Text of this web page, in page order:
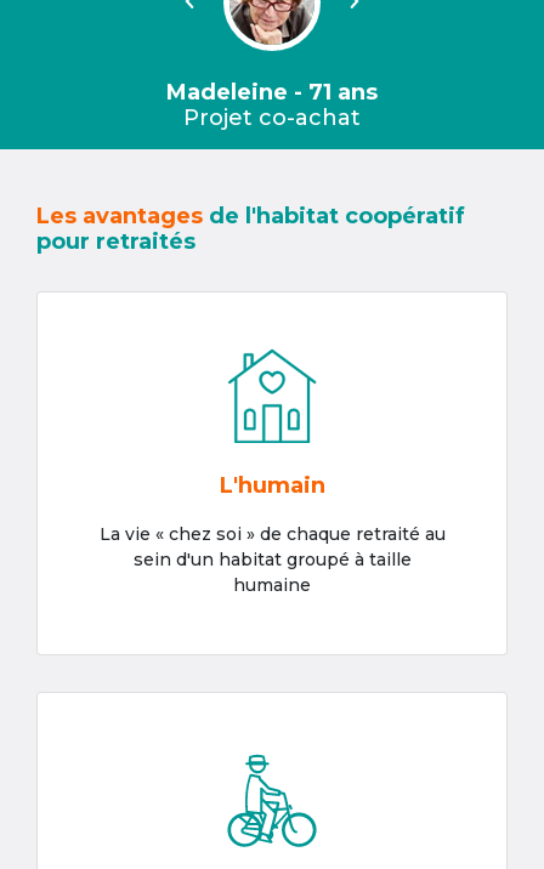
Précédent Suivant
Madeleine - 71 ans
Projet co-achat
Les avantages de l'habitat coopératif
pour retraités
L'humain
La vie « chez soi » de chaque retraité au
sein d'un habitat groupé à taille
humaine